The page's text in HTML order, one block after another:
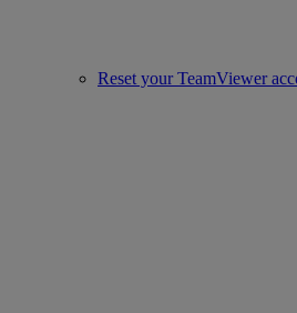
Reset your TeamViewer